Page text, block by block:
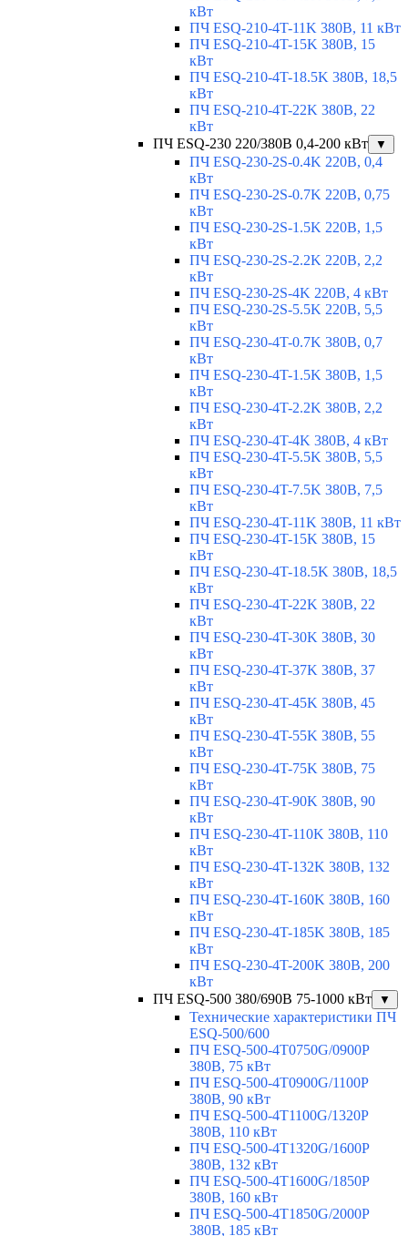
кВт
ПЧ ESQ-210-4T-11K 380В, 11 кВт
ПЧ ESQ-210-4T-15K 380В, 15
кВт
ПЧ ESQ-210-4T-18.5K 380В, 18,5
кВт
ПЧ ESQ-210-4T-22K 380В, 22
кВт
ПЧ ESQ-230 220/380В 0,4-200 кВт
▼
ПЧ ESQ-230-2S-0.4K 220В, 0,4
кВт
ПЧ ESQ-230-2S-0.7K 220В, 0,75
кВт
ПЧ ESQ-230-2S-1.5K 220В, 1,5
кВт
ПЧ ESQ-230-2S-2.2K 220В, 2,2
кВт
ПЧ ESQ-230-2S-4K 220В, 4 кВт
ПЧ ESQ-230-2S-5.5K 220В, 5,5
кВт
ПЧ ESQ-230-4T-0.7K 380В, 0,7
кВт
ПЧ ESQ-230-4T-1.5K 380В, 1,5
кВт
ПЧ ESQ-230-4T-2.2K 380В, 2,2
кВт
ПЧ ESQ-230-4T-4K 380В, 4 кВт
ПЧ ESQ-230-4T-5.5K 380В, 5,5
кВт
ПЧ ESQ-230-4T-7.5K 380В, 7,5
кВт
ПЧ ESQ-230-4T-11K 380В, 11 кВт
ПЧ ESQ-230-4T-15K 380В, 15
кВт
ПЧ ESQ-230-4T-18.5K 380В, 18,5
кВт
ПЧ ESQ-230-4T-22K 380В, 22
кВт
ПЧ ESQ-230-4T-30K 380В, 30
кВт
ПЧ ESQ-230-4T-37K 380В, 37
кВт
ПЧ ESQ-230-4T-45K 380В, 45
кВт
ПЧ ESQ-230-4T-55K 380В, 55
кВт
ПЧ ESQ-230-4T-75K 380В, 75
кВт
ПЧ ESQ-230-4T-90K 380В, 90
кВт
ПЧ ESQ-230-4T-110K 380В, 110
кВт
ПЧ ESQ-230-4T-132K 380В, 132
кВт
ПЧ ESQ-230-4T-160K 380В, 160
кВт
ПЧ ESQ-230-4T-185K 380В, 185
кВт
ПЧ ESQ-230-4T-200K 380В, 200
кВт
ПЧ ESQ-500 380/690В 75-1000 кВт
▼
Технические характеристики ПЧ
ESQ-500/600
ПЧ ESQ-500-4T0750G/0900P
380В, 75 кВт
ПЧ ESQ-500-4T0900G/1100P
380В, 90 кВт
ПЧ ESQ-500-4T1100G/1320P
380В, 110 кВт
ПЧ ESQ-500-4T1320G/1600P
380В, 132 кВт
ПЧ ESQ-500-4T1600G/1850P
380В, 160 кВт
ПЧ ESQ-500-4T1850G/2000P
380В, 185 кВт